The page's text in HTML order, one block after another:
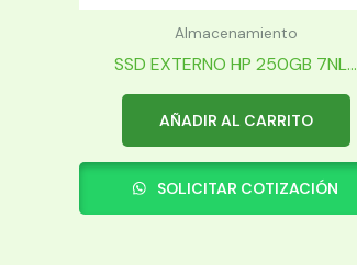
Almacenamiento
SSD EXTERNO HP 250GB 7NL...
AÑADIR AL CARRITO
SOLICITAR COTIZACIÓN